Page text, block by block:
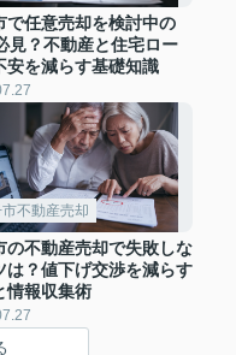
で任意売却を検討中の
見？不動産と住宅ロー
安を減らす基礎知識
不動産売却
の不動産売却で失敗しな
は？値下げ交渉を減らす
情報収集術